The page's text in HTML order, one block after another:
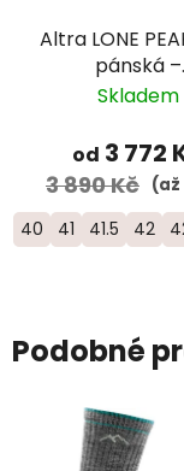
Altra LONE
pánská –
černá/
Skladem
od 3 772
3 890 Kč (až
40 41 41.5 42
Podobné